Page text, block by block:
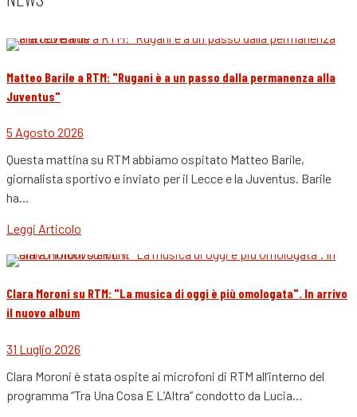
Matteo Barile a RTM: "Rugani è a un passo dalla permanenza alla
Juventus"
5 Agosto 2026
Questa mattina su RTM abbiamo ospitato Matteo Barile,
giornalista sportivo e inviato per il Lecce e la Juventus. Barile
ha…
Leggi Articolo
Clara Moroni su RTM: "La musica di oggi è più omologata". In arrivo
il nuovo album
31 Luglio 2026
Clara Moroni è stata ospite ai microfoni di RTM all’interno del
programma “Tra Una Cosa E L’Altra” condotto da Lucia…